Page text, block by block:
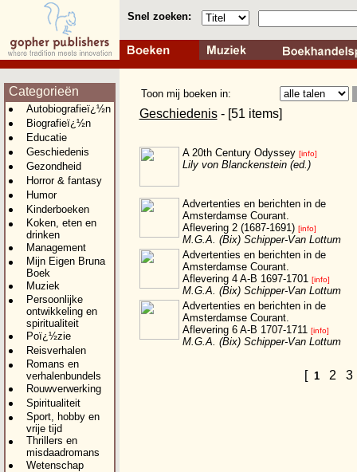
Snel zoeken:
Categorieën
Autobiografieï¿½n
Biografieï¿½n
Educatie
Geschiedenis
Gezondheid
Horror & fantasy
Humor
Kinderboeken
Koken, eten en
drinken
Management
Mijn Eigen Bruna
Boek
Muziek
Persoonlijke
ontwikkeling en
spiritualiteit
Poï¿½zie
Reisverhalen
Romans en
verhalenbundels
Rouwverwerking
Spiritualiteit
Sport, hobby en
vrije tijd
Thrillers en
misdaadromans
Wetenschap
Toon mij boeken in:
Geschiedenis- [51 items]
A 20th Century Odyssey [info]
Lily von Blanckenstein (ed.)
Advertenties en berichten in de
Amsterdamse Courant.
Aflevering 2 (1687-1691) [info]
M.G.A. (Bix) Schipper-Van Lottum
Advertenties en berichten in de
Amsterdamse Courant.
Aflevering 4 A-B 1697-1701 [info]
M.G.A. (Bix) Schipper-Van Lottum
Advertenties en berichten in de
Amsterdamse Courant.
Aflevering 6 A-B 1707-1711 [info]
M.G.A. (Bix) Schipper-Van Lottum
[ 1 2